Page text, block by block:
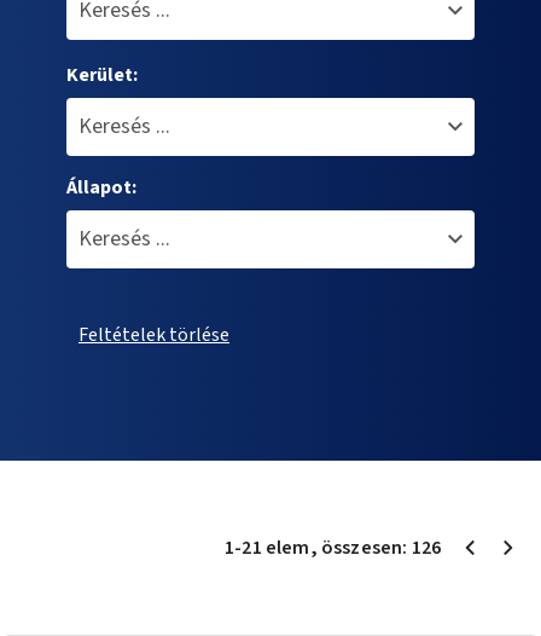
Kerület:
Állapot:
Feltételek törlése
1-21 elem, összesen: 126